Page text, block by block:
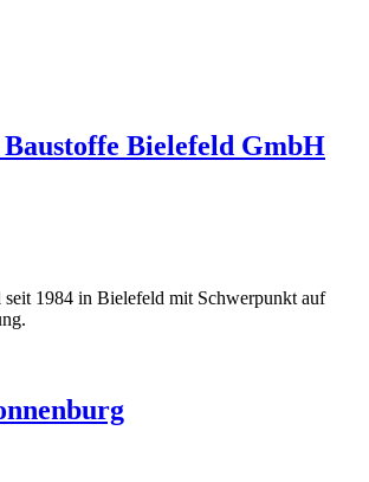
Bielefeld GmbH
seit 1984 in Bielefeld mit Schwerpunkt auf